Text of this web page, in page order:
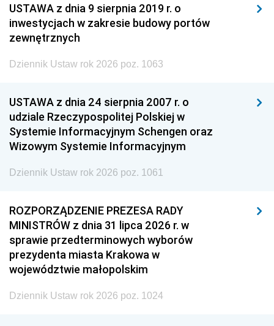
USTAWA z dnia 9 sierpnia 2019 r. o
inwestycjach w zakresie budowy portów
zewnętrznych
Dziennik Ustaw rok 2026 poz. 1063
USTAWA z dnia 24 sierpnia 2007 r. o
udziale Rzeczypospolitej Polskiej w
Systemie Informacyjnym Schengen oraz
Wizowym Systemie Informacyjnym
Dziennik Ustaw rok 2026 poz. 1061
ROZPORZĄDZENIE PREZESA RADY
MINISTRÓW z dnia 31 lipca 2026 r. w
sprawie przedterminowych wyborów
prezydenta miasta Krakowa w
województwie małopolskim
Dziennik Ustaw rok 2026 poz. 1024